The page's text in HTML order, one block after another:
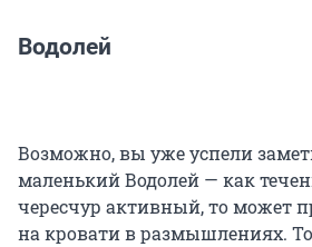
Водолей
Возможно, вы уже успели
маленький Водолей — как
чересчур активный, то может
на кровати в размышлениях.